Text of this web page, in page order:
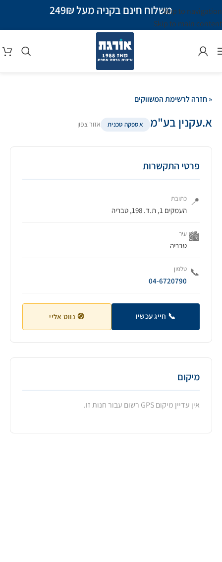
Skip to navigation
Skip to main content
משלוח חינם בקניה מעל 249₪
« חזרה לרשימת המשווקים
א.עקנין בע"מ אספקה טכנית אזור צפון
פרטי התקשרות
📍 כתובת
העמקים 1, ת.ד. 198, טבריה
🏙️ עיר
טבריה
📞 טלפון
04-6720790
📞 חייג עכשיו 🧭 נווט אליי
מיקום
אין עדיין מיקום GPS רשום עבור חנות זו.